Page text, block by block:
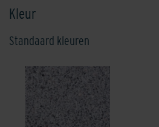
Kleur
Standaard kleuren